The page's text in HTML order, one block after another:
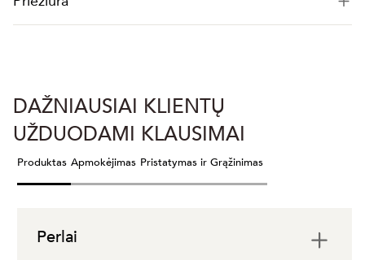
DAŽNIAUSIAI KLIENTŲ
UŽDUODAMI KLAUSIMAI
Produktas Apmokėjimas Pristatymas ir Grąžinimas
Perlai